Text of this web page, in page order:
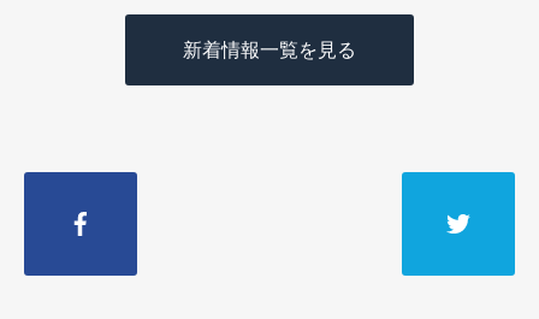
新着情報一覧を見る